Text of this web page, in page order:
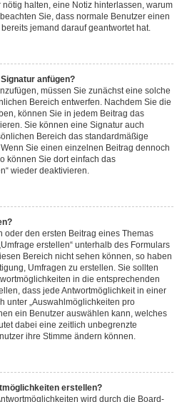
halten, eine Notiz hinterlassen, warum
Sie, dass normale Benutzer einen
jemand darauf geantwortet hat.
anfügen?
müssen Sie zunächst eine solche
Bereich entwerfen. Nachdem Sie die
können Sie in jedem Beitrag das
Sie können eine Signatur auch
Bereich das standardmäßige
Sie einen einzelnen Beitrag dennoch
können Sie dort einfach das
wieder deaktivieren.
oder den ersten Beitrag eines Themas
erstellen“ unterhalb des Formulars
Bereich nicht sehen können, so haben
Umfragen zu erstellen. Sie sollten
in die entsprechenden
dass jede Antwortmöglichkeit in einer
unter „Auswahlmöglichkeiten pro
ein Benutzer auswählen kann, welches
dabei eine zeitlich unbegrenzte
ihre Stimme ändern können.
erstellen?
wird durch die Board-